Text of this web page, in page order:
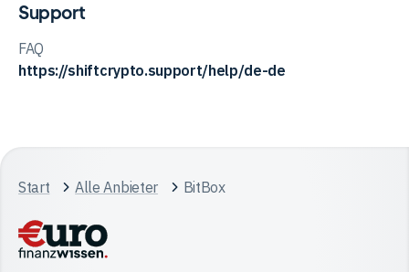
Support
FAQ
https://shiftcrypto.support/help/de-de
Start Alle Anbieter BitBox